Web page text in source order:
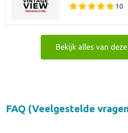
10
Bekijk alles van
FAQ (Veelgestelde